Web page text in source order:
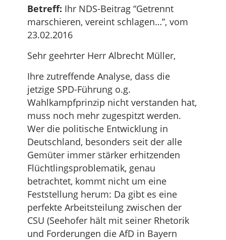
Betreff: Ihr NDS-Beitrag “Getrennt
marschieren, vereint schlagen…”, vom
23.02.2016
Sehr geehrter Herr Albrecht Müller,
Ihre zutreffende Analyse, dass die
jetzige SPD-Führung o.g.
Wahlkampfprinzip nicht verstanden hat,
muss noch mehr zugespitzt werden.
Wer die politische Entwicklung in
Deutschland, besonders seit der alle
Gemüter immer stärker erhitzenden
Flüchtlingsproblematik, genau
betrachtet, kommt nicht um eine
Feststellung herum: Da gibt es eine
perfekte Arbeitsteilung zwischen der
CSU (Seehofer hält mit seiner Rhetorik
und Forderungen die AfD in Bayern